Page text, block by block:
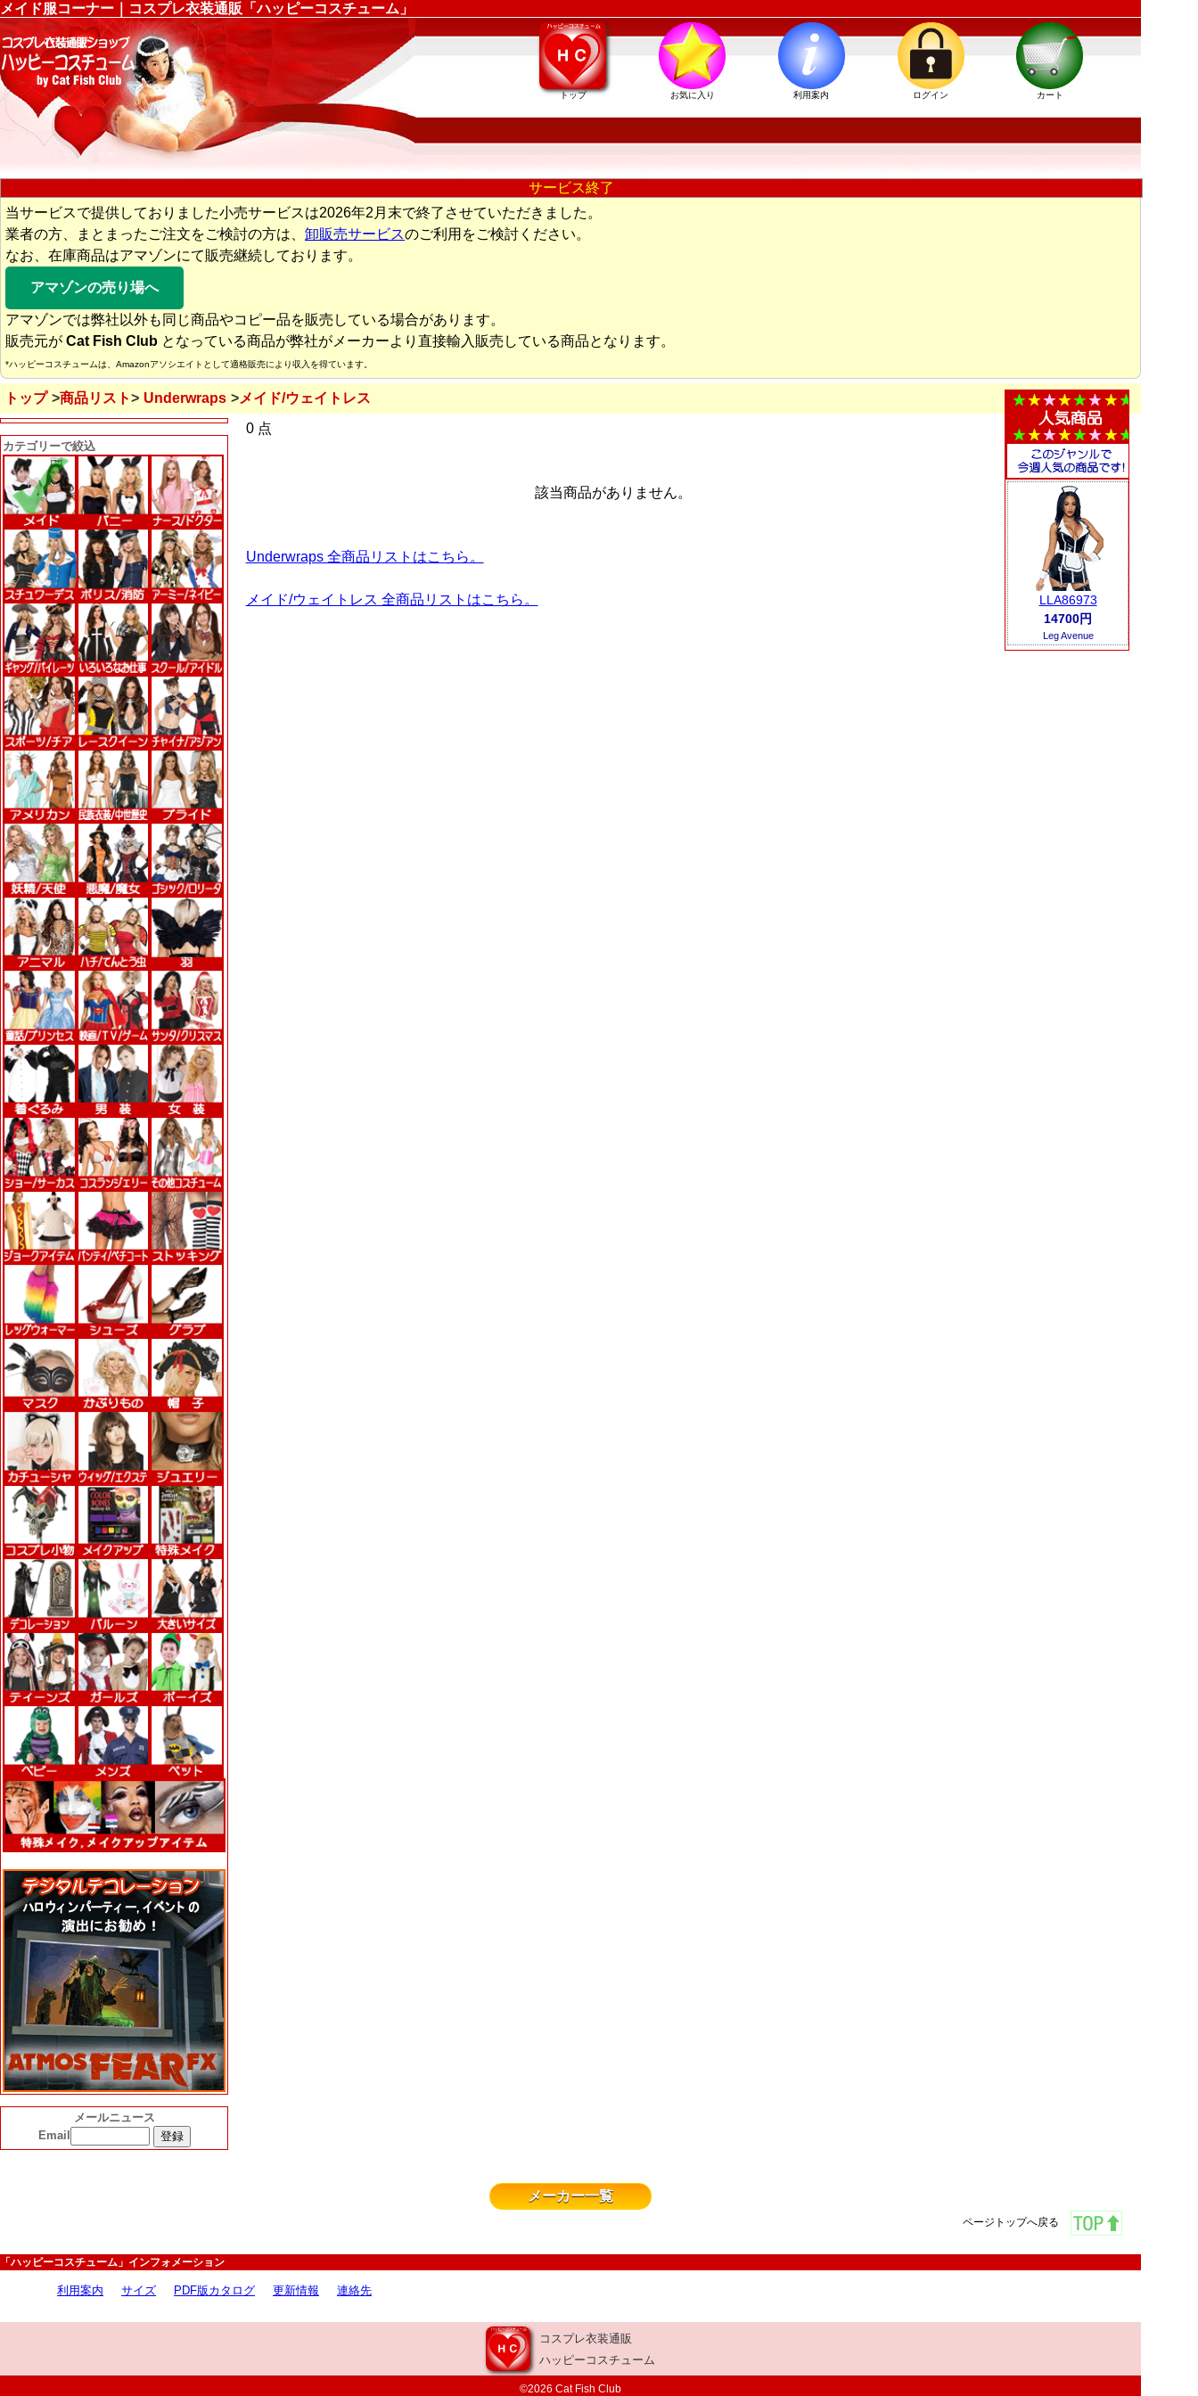
メイド服コーナー｜コスプレ衣装通販「ハッピーコスチューム」
トップ お気に入り 利用案内 ログイン カート
サービス終了
当サービスで提供しておりました小売サービスは2026年2月末で終了させていただきました。
業者の方、まとまったご注文をご検討の方は、 卸販売サービスのご利用をご検討ください。
なお、在庫商品はアマゾンにて販売継続しております。
アマゾンの売り場へ
アマゾンでは弊社以外も同じ商品やコピー品を販売している場合があります。
販売元が Cat Fish Club となっている商品が弊社がメーカーより直接輸入販売している商品となります。
*ハッピーコスチュームは、Amazonアソシエイトとして適格販売により収入を得ています。
トップ 商品リスト Underwraps メイド/ウェイトレス
カテゴリーで絞込
メールニュース
Email
0 点
該当商品がありません。
Underwraps 全商品リストはこちら。
メイド/ウェイトレス 全商品リストはこちら。
LLA86973
14700円
Leg Avenue
メーカー一覧
ページトップへ戻る
「ハッピーコスチューム」インフォメーション
利用案内 サイズ PDF版カタログ 更新情報 連絡先
コスプレ衣装通販
ハッピーコスチューム
©2026 Cat Fish Club